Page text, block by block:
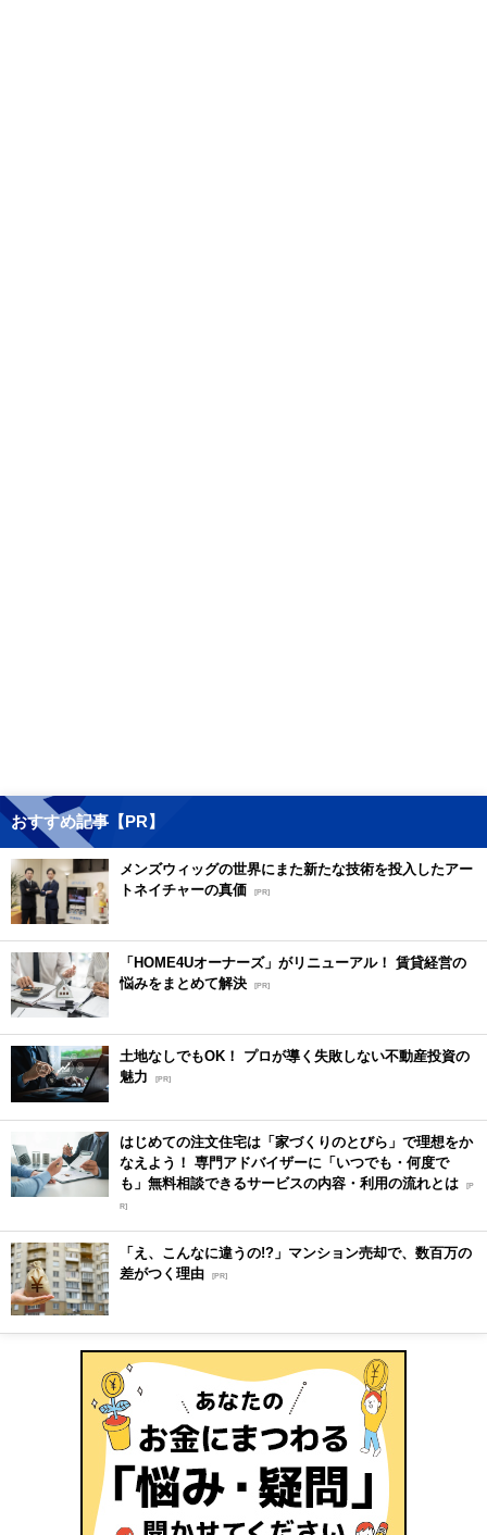
おすすめ記事【PR】
メンズウィッグの世界にまた新たな技術を投入したアー
トネイチャーの真価 [PR]
「HOME4Uオーナーズ」がリニューアル！ 賃貸経営の
悩みをまとめて解決 [PR]
土地なしでもOK！ プロが導く失敗しない不動産投資の
魅力
[PR]
はじめての注文住宅は「家づくりのとびら」で理想をか
なえよう！ 専門アドバイザーに「いつでも・何度で
も」無料相談できるサービスの内容・利用の流れとは [P
R]
「え、こんなに違うの!?」マンション売却で、数百万の
差がつく理由 [PR]